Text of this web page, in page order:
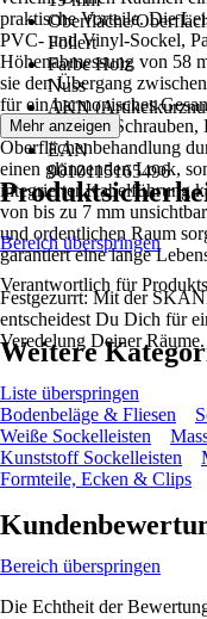
Oberfläche/
Foliert
Farbe Holz
Nuss
AKN
Y1MN
EAN
9010115165496
praktische Vorteile. Die
PVC- und Vinyl-Sockel,
Höhenabmessung von 58
sie den Übergang
für ein harmonisches
durch Clipsen,
Oberflächenbehandlung
einen glänzenden Look,
integrierter Kabelführung
von bis zu 7 mm
und ordentlichen Raum
garantiert eine lange
Festgezurrt: Mit der
entscheidest Du Dich für
Veredelung Deiner Räume.
Mehr anzeigen
Bereich überspringen
Verantwortlich für
Weitere
Liste überspringen
Bodenbeläge & Fliesen
Weiße Sockelleisten
Kunststoff Sockelleisten
Formteile, Ecken & Clips
Bereich überspringen
Die Echtheit der